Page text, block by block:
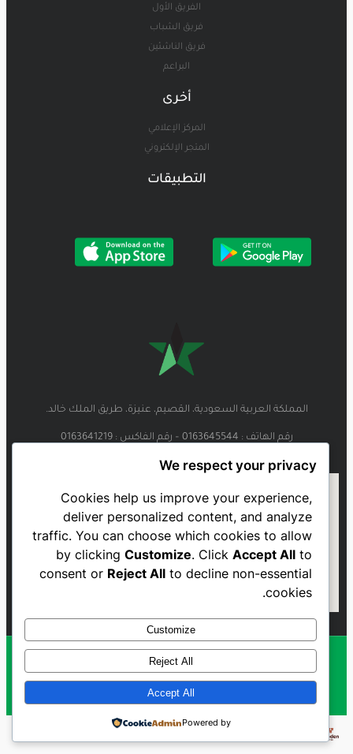
الفريق الأول
فريق الشباب
فريق الناشئين
البراعم
أخرى
المركز الإعلامي
المتجر الإلكتروني
التطبيقات
المملكة العربية السعودية، القصيم، عنيزة، طريق الملك خالد.
رقم الهاتف : 0163645544 – رقم الفاكس : 0163641219
Al Najmah FC - 2023
We respect your privacy
Cookies help us improve your experience,
deliver personalized content, and analyze
traffic. You can choose which cookies to allow
by clickingCustomize. ClickAccept All to
consent or Reject All to decline non-essential
cookies.
Customize
Reject All
Accept All
Powered by